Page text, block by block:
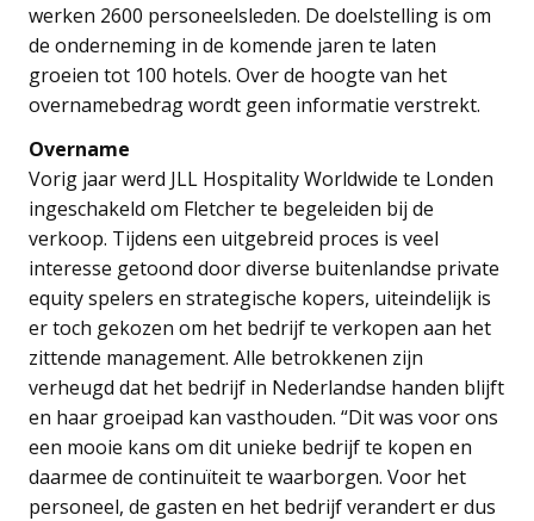
werken 2600 personeelsleden. De doelstelling is om
de onderneming in de komende jaren te laten
groeien tot 100 hotels. Over de hoogte van het
overnamebedrag wordt geen informatie verstrekt.
Overname
Vorig jaar werd JLL Hospitality Worldwide te Londen
ingeschakeld om Fletcher te begeleiden bij de
verkoop. Tijdens een uitgebreid proces is veel
interesse getoond door diverse buitenlandse private
equity spelers en strategische kopers, uiteindelijk is
er toch gekozen om het bedrijf te verkopen aan het
zittende management. Alle betrokkenen zijn
verheugd dat het bedrijf in Nederlandse handen blijft
en haar groeipad kan vasthouden. “Dit was voor ons
een mooie kans om dit unieke bedrijf te kopen en
daarmee de continuïteit te waarborgen. Voor het
personeel, de gasten en het bedrijf verandert er dus